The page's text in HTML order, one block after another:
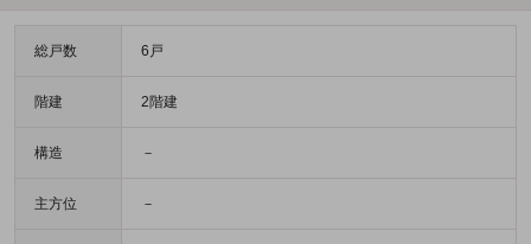
総戸数 6戸
階建 2階建
構造 －
主方位 －